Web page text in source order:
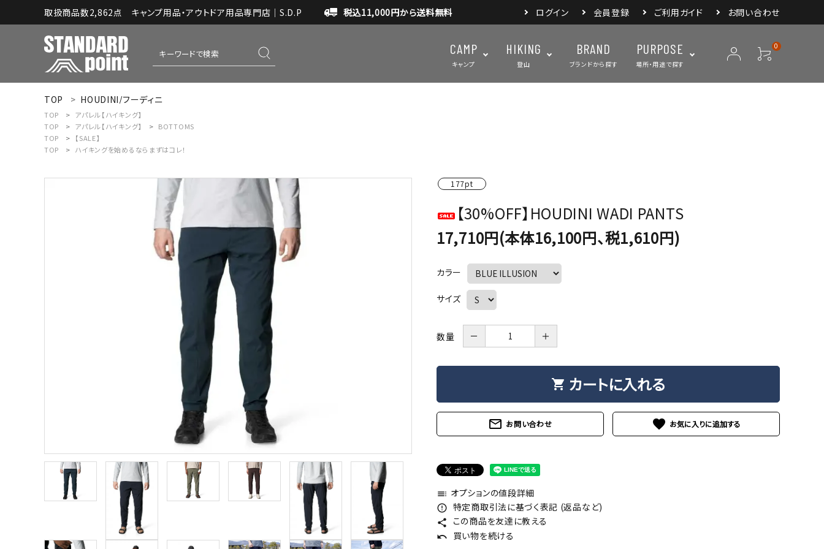
取扱商品数2,862点 キャンプ用品・アウトドア用品専門店｜S.D.P 税込11,000円から送料無料 ログイン 会員登録 ご利用ガイド お問い合わせ
CAMP
キャンプ
アウトドアスパイス
HIKING
登山
BRAND
ブランドから探す
PURPOSE
場所・用途で探す
0
ようこそ ゲスト 様
ログイン person 新規会員登録
TOP HOUDINI/フーディニ
TOP
アパレル【ハイキング】
TOP
アパレル【ハイキング】
BOTTOMS
TOP
【SALE】
TOP
ハイキングを始めるならまずはコレ！
177pt
【30%OFF】HOUDINI WADI PANTS
17,710円(本体16,100円、税1,610円)
カラー
サイズ
数量 － ＋
shopping_cart カートに入れる
mail_outline お問い合わせ favorite
toc オプションの値段詳細
error_outline 特定商取引法に基づく表記 (返品など)
share この商品を友達に教える
undo 買い物を続ける